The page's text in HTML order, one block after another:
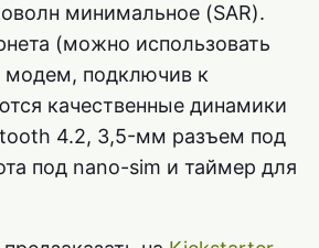
минимальное (SAR).
(можно использовать
модем, подключив к
качественные динамики
4.2, 3,5-мм разъем под
под nano-sim и таймер для